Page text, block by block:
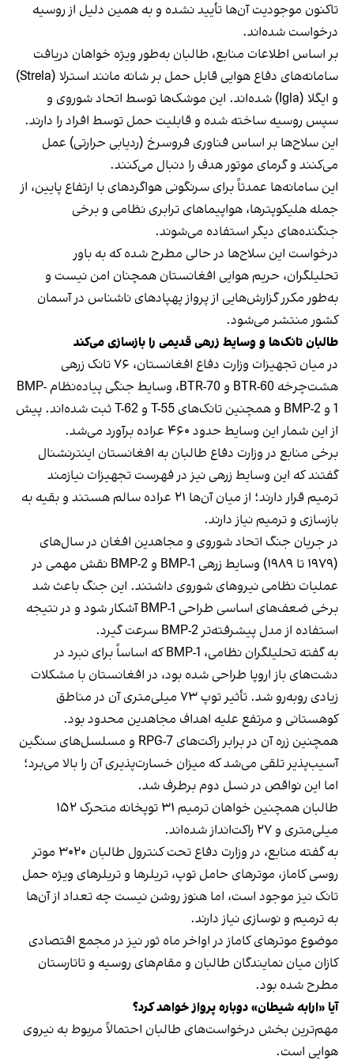
تاکنون موجودیت آن‌ها تأیید نشده و به همین دلیل از روسیه
درخواست شده‌اند.
بر اساس اطلاعات منابع، طالبان به‌طور ویژه خواهان دریافت
سامانه‌های دفاع هوایی قابل حمل بر شانه مانند استرلا (Strela)
و ایگلا (Igla) شده‌اند. این موشک‌ها توسط اتحاد شوروی و
سپس روسیه ساخته شده و قابلیت حمل توسط افراد را دارند.
این سلاح‌ها بر اساس فناوری فروسرخ (ردیابی حرارتی) عمل
می‌کنند و گرمای موتور هدف را دنبال می‌کنند.
این سامانه‌ها عمدتاً برای سرنگونی هواگردهای با ارتفاع پایین، از
جمله هلیکوپترها، هواپیماهای ترابری نظامی و برخی
جنگنده‌های دیگر استفاده می‌شوند.
درخواست این سلاح‌ها در حالی مطرح شده که به باور
تحلیلگران، حریم هوایی افغانستان همچنان امن نیست و
به‌طور مکرر گزارش‌هایی از پرواز پهپادهای ناشناس در آسمان
کشور منتشر می‌شود.
طالبان تانک‌ها و وسایط زرهی قدیمی را بازسازی می‌کند
در میان تجهیزات وزارت دفاع افغانستان، ۷۶ تانک زرهی
هشت‌چرخه BTR-60 و BTR-70، وسایط جنگی پیاده‌نظام BMP-
1 و BMP-2 و همچنین تانک‌های T-55 و T-62 ثبت شده‌اند. پیش
از این شمار این وسایط حدود ۴۶۰ عراده برآورد می‌شد.
برخی منابع در وزارت دفاع طالبان به افغانستان اینترنشنال
گفتند که این وسایط زرهی نیز در فهرست تجهیزات نیازمند
ترمیم قرار دارند؛ از میان آن‌ها ۲۱ عراده سالم هستند و بقیه به
بازسازی و ترمیم نیاز دارند.
در جریان جنگ اتحاد شوروی و مجاهدین افغان در سال‌های
(۱۹۷۹ تا ۱۹۸۹) وسایط زرهی BMP-1 و BMP-2 نقش مهمی در
عملیات نظامی نیروهای شوروی داشتند. این جنگ باعث شد
برخی ضعف‌های اساسی طراحی BMP-1 آشکار شود و در نتیجه
استفاده از مدل پیشرفته‌تر BMP-2 سرعت گیرد.
به گفته تحلیلگران نظامی، BMP-1 که اساساً برای نبرد در
دشت‌های باز اروپا طراحی شده بود، در افغانستان با مشکلات
زیادی روبه‌رو شد. تأثیر توپ ۷۳ میلی‌متری آن در مناطق
کوهستانی و مرتفع علیه اهداف مجاهدین محدود بود.
همچنین زره آن در برابر راکت‌های RPG-7 و مسلسل‌های سنگین
آسیب‌پذیر تلقی می‌شد که میزان خسارت‌پذیری آن را بالا می‌برد؛
اما این نواقص در نسل دوم برطرف شد.
طالبان همچنین خواهان ترمیم ۳۱ توپخانه متحرک ۱۵۲
میلی‌متری و ۲۷ راکت‌انداز شده‌اند.
به گفته منابع، در وزارت دفاع تحت کنترول طالبان ۳۰۲۰ موتر
روسی کاماز، موترهای حامل توپ، تریلرها و تریلرهای ویژه حمل
تانک نیز موجود است، اما هنوز روشن نیست چه تعداد از آن‌ها
به ترمیم و نوسازی نیاز دارند.
موضوع موترهای کاماز در اواخر ماه ثور نیز در مجمع اقتصادی
کازان میان نمایندگان طالبان و مقام‌های روسیه و تاتارستان
مطرح شده بود.
آیا «ارابه شیطان» دوباره پرواز خواهد کرد؟
مهم‌ترین بخش درخواست‌های طالبان احتمالاً مربوط به نیروی
هوایی است.